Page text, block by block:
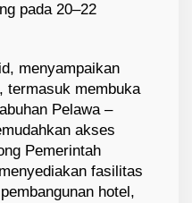
pada 20–22
menyampaikan
termasuk membuka
Pelawa –
akses
Pemerintah
fasilitas
hotel,